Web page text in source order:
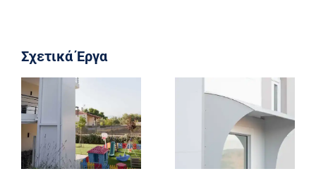
Σχετικά Έργα